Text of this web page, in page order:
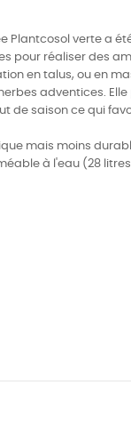
Plantcosol verte a
pour réaliser des
en talus, ou en
adventices.
de saison ce qui
mais moins
à l'eau (28